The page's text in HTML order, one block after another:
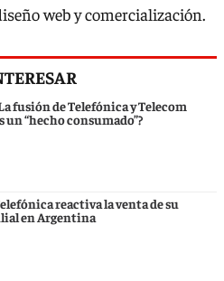
web y comercialización.
fusión de Telefónica y Telecom
un “hecho consumado”?
reactiva la venta de su
en Argentina